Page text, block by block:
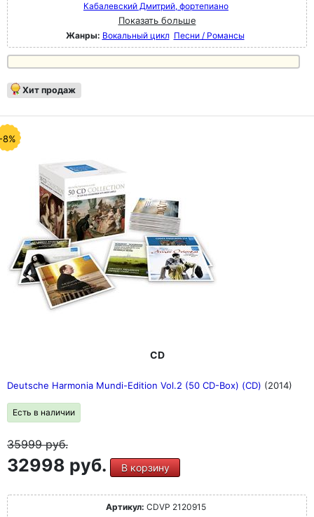
Кабалевский Дмитрий, фортепиано
Показать больше
Жанры: Вокальный цикл Песни / Романсы
Хит продаж
8%
CD
Deutsche Harmonia Mundi-Edition Vol.2 (50 CD-Box) (CD) (2014)
Есть в наличии
35999руб.
32998 руб. В корзину
Артикул: CDVP 2120915